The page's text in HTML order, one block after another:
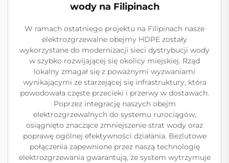
wody na Filipinach
W ramach ostatniego projektu na Filipinach nasze
elektrozgrzewalne obejmy HDPE zostały
wykorzystane do modernizacji sieci dystrybucji wody
w szybko rozwijającej się okolicy miejskiej. Rząd
lokalny zmagał się z poważnymi wyzwaniami
wynikającymi ze starzejącej się infrastruktury, która
powodowała częste przecieki i przerwy w dostawach.
Poprzez integrację naszych obejm
elektrozgrzewalnych do systemu rurociągów,
osiągnięto znaczące zmniejszenie strat wody oraz
poprawę ogólnej efektywności działania. Bezlutowe
połączenia zapewnione przez naszą technologię
elektrozgrzewania gwarantują, że system wytrzymuje